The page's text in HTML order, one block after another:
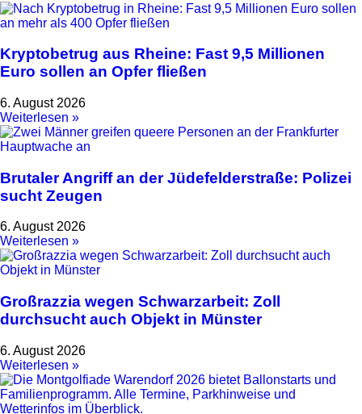
Kryptobetrug aus Rheine: Fast 9,5 Millionen
Euro sollen an Opfer fließen
6. August 2026
Weiterlesen »
Brutaler Angriff an der Jüdefelderstraße: Polizei
sucht Zeugen
6. August 2026
Weiterlesen »
Großrazzia wegen Schwarzarbeit: Zoll
durchsucht auch Objekt in Münster
6. August 2026
Weiterlesen »